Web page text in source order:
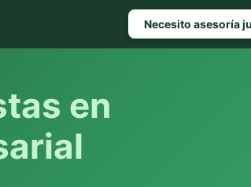
Necesito asesoría
en